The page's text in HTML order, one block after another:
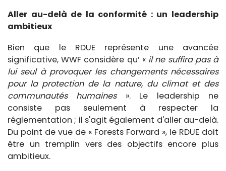
Aller au-delà de la conformité : un leadership
ambitieux
Bien que le RDUE représente une avancée
significative, WWF considère qu’ « il ne suffira pas à
lui seul à provoquer les changements nécessaires
pour la protection de la nature, du climat et des
communautés humaines». Le leadership ne
consiste pas seulement à respecter la
réglementation ; il s'agit également d'aller au-delà.
Du point de vue de « Forests Forward », le RDUE doit
être un tremplin vers des objectifs encore plus
ambitieux.